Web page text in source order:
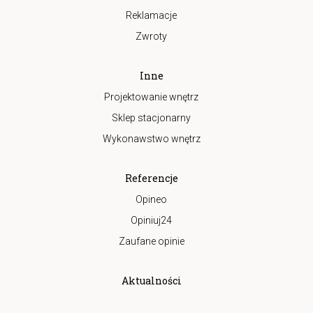
Reklamacje
Zwroty
Inne
Projektowanie wnętrz
Sklep stacjonarny
Wykonawstwo wnętrz
Referencje
Opineo
Opiniuj24
Zaufane opinie
Aktualności